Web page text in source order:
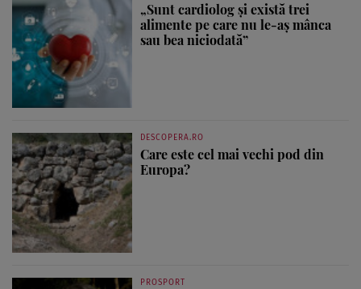
„Sunt cardiolog și există trei
alimente pe care nu le-aș mânca
sau bea niciodată”
DESCOPERA.RO
Care este cel mai vechi pod din
Europa?
PROSPORT